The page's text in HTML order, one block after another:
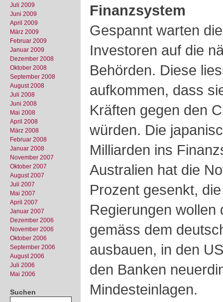
Juli 2009
Juni 2009
April 2009
März 2009
Februar 2009
Januar 2009
Dezember 2008
Oktober 2008
September 2008
August 2008
Juli 2008
Juni 2008
Mai 2008
April 2008
März 2008
Februar 2008
Januar 2008
November 2007
Oktober 2007
August 2007
Juli 2007
Mai 2007
April 2007
Januar 2007
Dezember 2006
November 2006
Oktober 2006
September 2006
August 2006
Juli 2006
Mai 2006
Suchen
Finanzsystem
Gespannt warten
Investoren auf die
Behörden. Diese
aufkommen, dass
Kräften gegen den
würden. Die
Milliarden ins
Australien hat die
Prozent gesenkt,
Regierungen wollen
gemäss dem
ausbauen, in den
den Banken
Mindesteinlagen.